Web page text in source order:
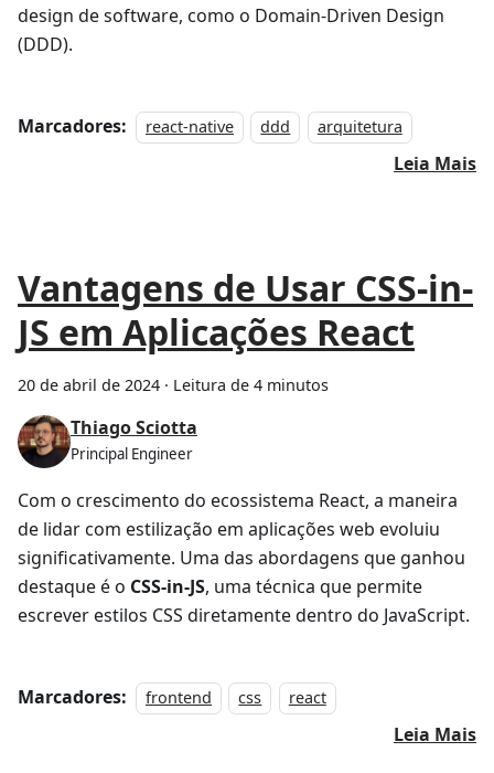
design de software, como o Domain-Driven Design
(DDD).
Marcadores: react-native ddd arquitetura
Leia Mais
Vantagens de Usar CSS-in-
JS em Aplicações React
20 de abril de 2024 · Leitura de 4 minutos
Thiago Sciotta
Principal Engineer
Com o crescimento do ecossistema React, a maneira
de lidar com estilização em aplicações web evoluiu
significativamente. Uma das abordagens que ganhou
destaque é o CSS-in-JS, uma técnica que permite
escrever estilos CSS diretamente dentro do JavaScript.
Marcadores: frontend css react
Leia Mais